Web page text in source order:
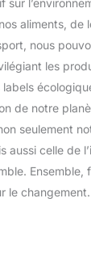
aliments, de
nous
les
de notre
seulement
aussi celle de
Ensemble,
le changement.